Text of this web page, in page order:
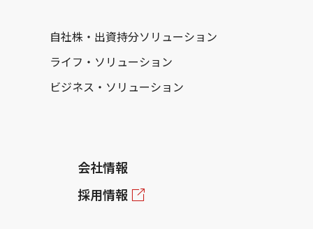
自社株・出資持分ソリューション
ライフ・ソリューション
ビジネス・ソリューション
会社情報
採用情報